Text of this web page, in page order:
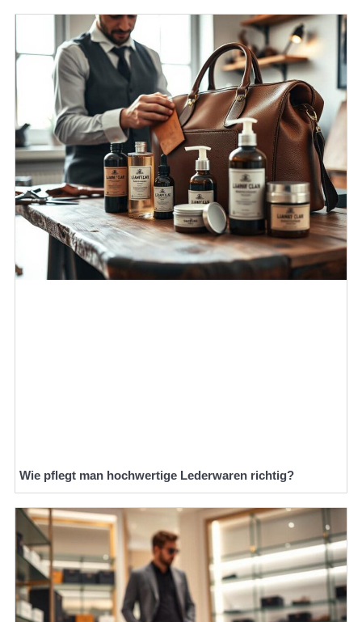
Wie pflegt man hochwertige Lederwaren richtig?